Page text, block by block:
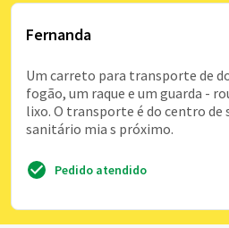
Fernanda
Um carreto para transporte de
fogão, um raque e um guarda -
lixo. O transporte é do centro de
sanitário mia s próximo.
Pedido atendido